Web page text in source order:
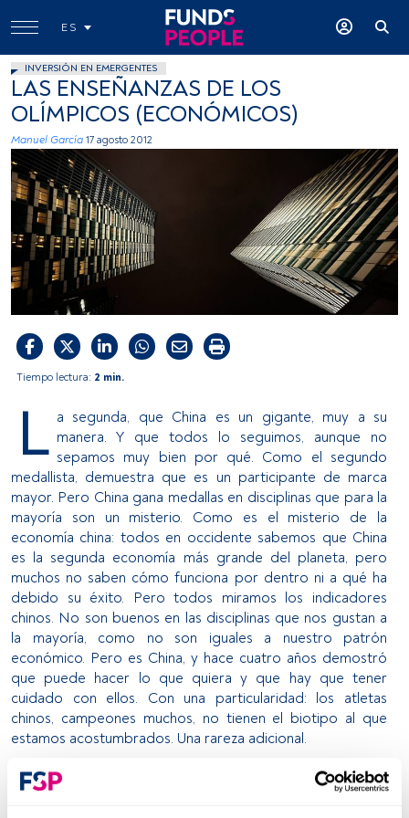
ES
INVERSIÓN EN EMERGENTES
LAS ENSEÑANZAS DE LOS
OLÍMPICOS (ECONÓMICOS)
Manuel García 17 agosto 2012
Tiempo lectura: 2 min.
L a segunda, que China es un gigante, muy a su
manera. Y que todos lo seguimos, aunque no
sepamos muy bien por qué. Como el segundo
medallista, demuestra que es un participante de marca
mayor. Pero China gana medallas en disciplinas que para la
mayoría son un misterio. Como es el misterio de la
economía china: todos en occidente sabemos que China
es la segunda economía más grande del planeta, pero
muchos no saben cómo funciona por dentro ni a qué ha
debido su éxito. Pero todos miramos los indicadores
chinos. No son buenos en las disciplinas que nos gustan a
la mayoría, como no son iguales a nuestro patrón
económico. Pero es China, y hace cuatro años demostró
que puede hacer lo que quiera y que hay que tener
cuidado con ellos. Con una particularidad: los atletas
chinos, campeones muchos, no tienen el biotipo al que
estamos acostumbrados. Una rareza adicional.
Una tercera reflexión es que nadie sabe muy bien Reino
Unido cómo lo hizo, pero a veces lo hace. No por ser